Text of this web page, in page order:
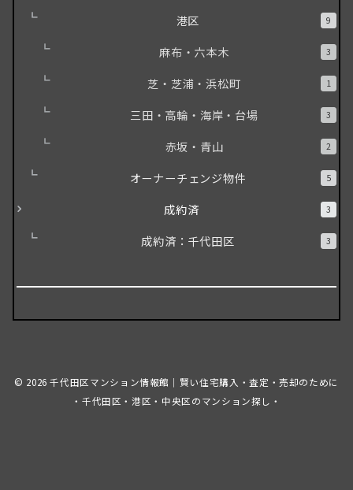
港区 9
麻布・六本木 3
芝・芝浦・浜松町 1
三田・高輪・海岸・台場 3
赤坂・青山 2
オーナーチェンジ物件 5
成約済 3
成約済：千代田区 3
© 2026千代田区マンション情報館｜賢い住宅購入・査定・売却のために
・千代田区・港区・中央区のマンション探し・